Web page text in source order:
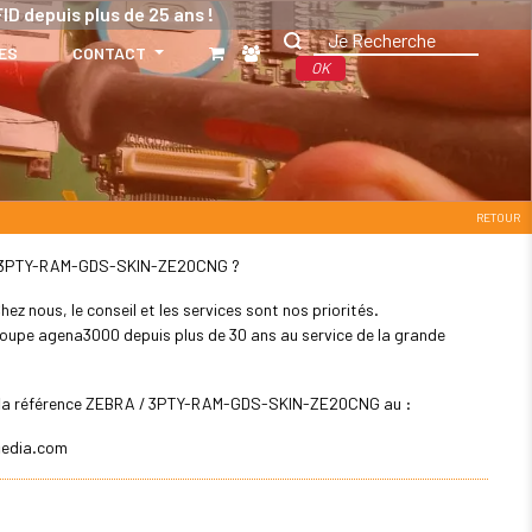
depuis plus de 25 ans !
CONTACT
OK
RETOUR
RAM-GDS-SKIN-ZE20CNG ?
nous, le conseil et les services sont nos priorités.
agena3000 depuis plus de 30 ans au service de la grande
ZEBRA / 3PTY-RAM-GDS-SKIN-ZE20CNG au :